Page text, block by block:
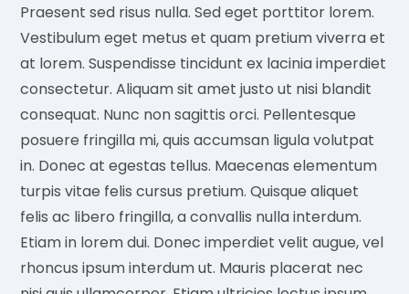
Praesent sed risus nulla. Sed eget porttitor lorem.
Vestibulum eget metus et quam pretium viverra et
at lorem. Suspendisse tincidunt ex lacinia imperdiet
consectetur. Aliquam sit amet justo ut nisi blandit
consequat. Nunc non sagittis orci. Pellentesque
posuere fringilla mi, quis accumsan ligula volutpat
in. Donec at egestas tellus. Maecenas elementum
turpis vitae felis cursus pretium. Quisque aliquet
felis ac libero fringilla, a convallis nulla interdum.
Etiam in lorem dui. Donec imperdiet velit augue, vel
rhoncus ipsum interdum ut. Mauris placerat nec